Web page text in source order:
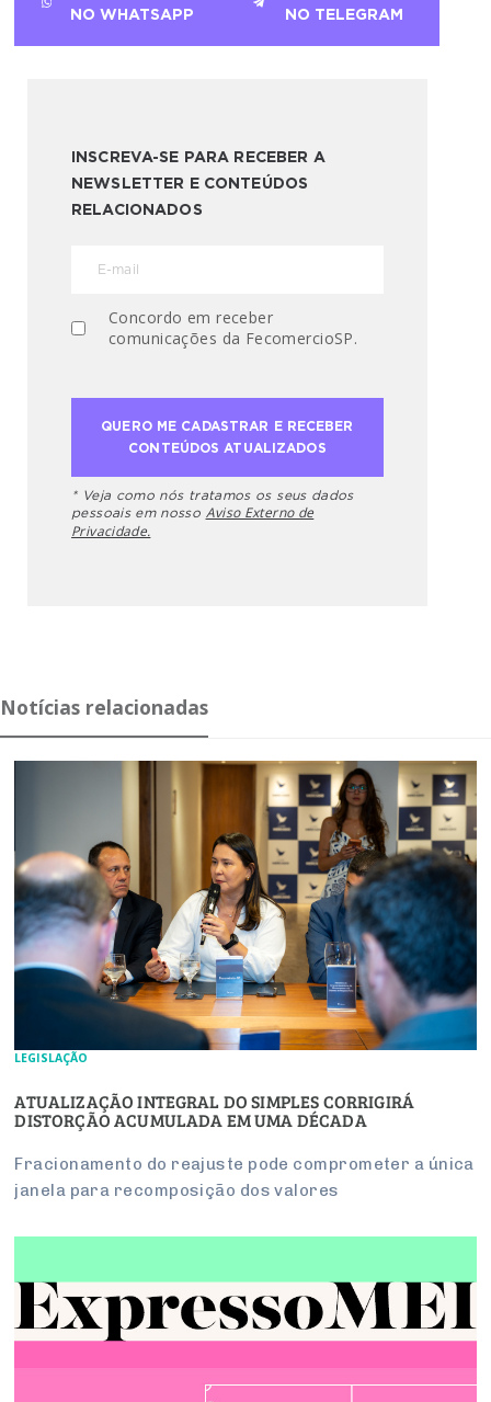
NO WHATSAPP NO TELEGRAM
INSCREVA-SE PARA RECEBER A
NEWSLETTER E CONTEÚDOS
RELACIONADOS
Concordo em receber
comunicações da FecomercioSP.
* Veja como nós tratamos os seus dados
pessoais em nosso Aviso Externo de
Privacidade.
Notícias relacionadas
LEGISLAÇÃO
ATUALIZAÇÃO INTEGRAL DO SIMPLES CORRIGIRÁ
DISTORÇÃO ACUMULADA EM UMA DÉCADA
Fracionamento do reajuste pode comprometer a única
janela para recomposição dos valores